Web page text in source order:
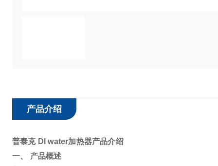
产品介绍
普泰克 DI water加热器产品介绍
一、 产品概述